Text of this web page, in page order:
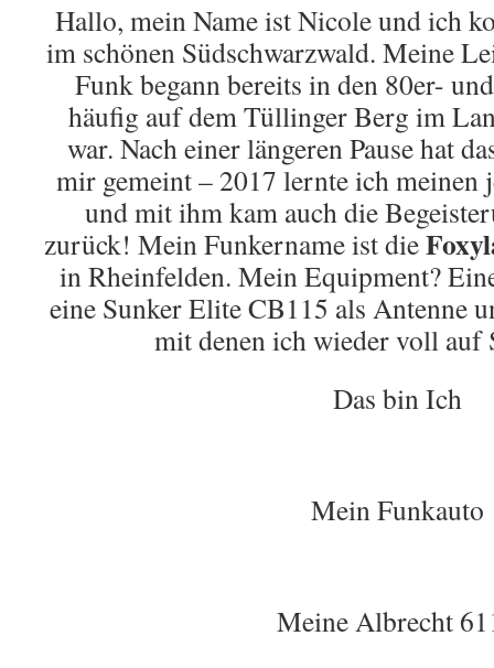
Hallo, mein Name ist Nicole und ich
im schönen Südschwarzwald. Meine
Funk begann bereits in den 80er-
häufig auf dem Tüllinger Berg im
war. Nach einer längeren Pause hat
mir gemeint – 2017 lernte ich meinen
und mit ihm kam auch die
zurück! Mein Funkername ist die
in Rheinfelden. Mein Equipment?
eine Sunker Elite CB115 als Antenne
mit denen ich wieder voll auf
Das bin Ich
Mein Funkauto
Meine Albrecht